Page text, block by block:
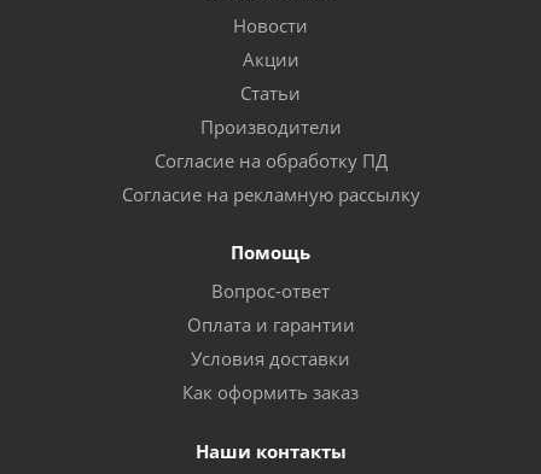
Новости
Акции
Статьи
Производители
Согласие на обработку ПД
Согласие на рекламную рассылку
Помощь
Вопрос-ответ
Оплата и гарантии
Условия доставки
Как оформить заказ
Наши контакты